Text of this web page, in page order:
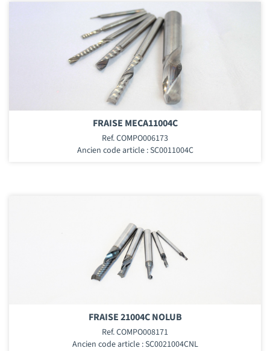
FRAISE MECA11004C
Ref. COMPO006173
Ancien code article : SC0011004C
FRAISE 21004C NOLUB
Ref. COMPO008171
Ancien code article : SC0021004CNL